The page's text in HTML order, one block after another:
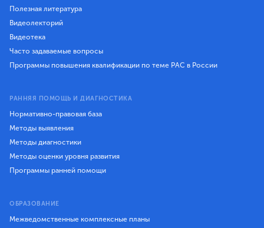
Полезная литература
Видеолекторий
Видеотека
Часто задаваемые вопросы
Программы повышения квалификации по теме РАС в России
РАННЯЯ ПОМОЩЬ И ДИАГНОСТИКА
Нормативно-правовая база
Методы выявления
Методы диагностики
Методы оценки уровня развития
Программы ранней помощи
ОБРАЗОВАНИЕ
Межведомственные комплексные планы